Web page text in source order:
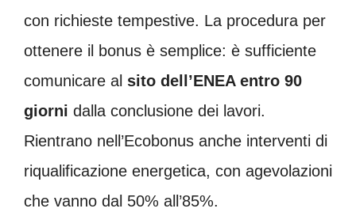
con richieste tempestive. La procedura per
ottenere il bonus è semplice: è sufficiente
comunicare al sito dell’ENEA entro 90
giorni dalla conclusione dei lavori.
Rientrano nell’Ecobonus anche interventi di
riqualificazione energetica, con agevolazioni
che vanno dal 50% all’85%.